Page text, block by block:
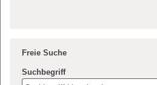
Freie Suche
Suchbegriff